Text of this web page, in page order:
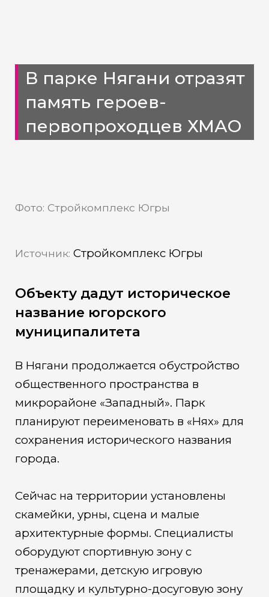
В парке Нягани отразят
память героев-
первопроходцев ХМАО
Фото: Стройкомплекс Югры
Источник: Стройкомплекс Югры
Объекту дадут историческое
название югорского
муниципалитета
В Нягани продолжается обустройство
общественного пространства в
микрорайоне «Западный». Парк
планируют переименовать в «Нях» для
сохранения исторического названия
города.
Сейчас на территории установлены
скамейки, урны, сцена и малые
архитектурные формы. Специалисты
оборудуют спортивную зону с
тренажерами, детскую игровую
площадку и культурно-досуговую зону